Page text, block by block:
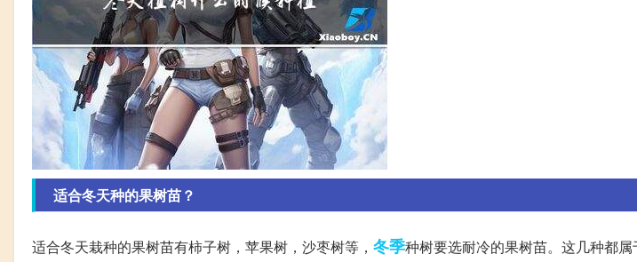
适合冬天种的果树苗？
适合冬天栽种的果树苗有柿子树，苹果树，沙枣树等， 冬季种树要选耐冷的果树苗。这几种都